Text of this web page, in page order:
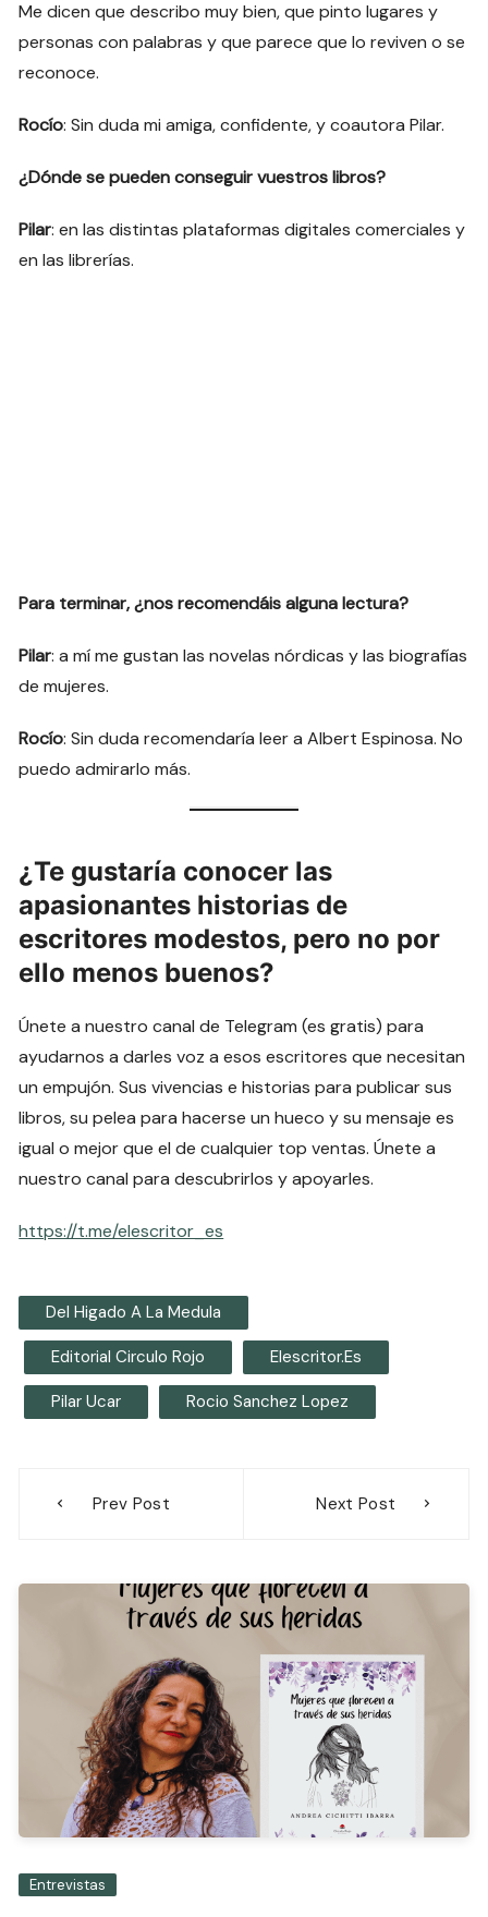
Me dicen que describo muy bien, que pinto lugares y
personas con palabras y que parece que lo reviven o se
reconoce.
Rocío: Sin duda mi amiga, confidente, y coautora Pilar.
¿Dónde se pueden conseguir vuestros libros?
Pilar: en las distintas plataformas digitales comerciales y
en las librerías.
Para terminar, ¿nos recomendáis alguna lectura?
Pilar: a mí me gustan las novelas nórdicas y las biografías
de mujeres.
Rocío: Sin duda recomendaría leer a Albert Espinosa. No
puedo admirarlo más.
¿Te gustaría conocer las
apasionantes historias de
escritores modestos, pero no por
ello menos buenos?
Únete a nuestro canal de Telegram (es gratis) para
ayudarnos a darles voz a esos escritores que necesitan
un empujón. Sus vivencias e historias para publicar sus
libros, su pelea para hacerse un hueco y su mensaje es
igual o mejor que el de cualquier top ventas. Únete a
nuestro canal para descubrirlos y apoyarles.
https://t.me/elescritor_es
Del Higado A La Medula
Editorial Circulo Rojo Elescritor.es
Pilar Ucar Rocio Sanchez Lopez
Prev Post Next Post
Entrevistas